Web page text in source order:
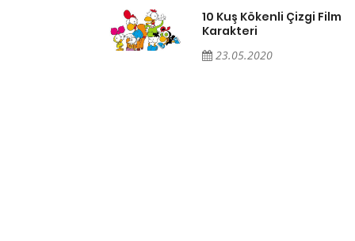
10 Kuş Kökenli Çizgi Film
Karakteri
23.05.2020